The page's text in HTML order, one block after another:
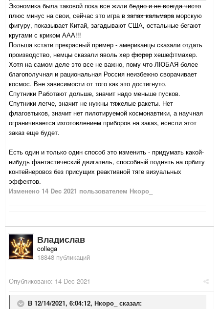
Экономика была таковой пока все жили бедно и не всегда чисто
плюс минус на свои, сейчас это игра в запах кальмара морскую
фигуру, показывает Китай, загадывают США, остальные бегают
кругами с криком ААА!!!
Польша кстати прекрасный пример - американцы сказали отдать
производство, немцы сказали яволь хер фюрер хешефтмахер.
Хотя на самом деле это все не важно, пому что ЛЮБАЯ более
благополучная и рациональная Россия неизбежно сворачивает
космос. Вне зависимости от того как это достигнуто.
Спутники Работают дольше, значит надо меньше пусков.
Спутники легче, значит не нужны тяжелые ракеты. Нет
флаговтыков, значит нет пилотируемой космонавтики, а научная
ограничивается изготовлением приборов на заказ, есесли этот
заказ еще будет.
Есть один и только один способ это изменить - придумать какой-
нибудь фантастический двигатель, способный поднять на орбиту
контейнеровоз без присущих реактивной тяге визуальных
эффектов.
Изменено 14 Dec 2021 пользователем Нкоро_
Владислав
collega
18848 публикаций
Опубликовано: 14 Dec 2021
В 12/14/2021, 6:04:12, Нкоро_ сказал: